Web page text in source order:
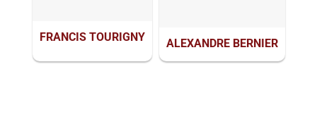
FRANCIS TOURIGNY ALEXANDRE BERNIER